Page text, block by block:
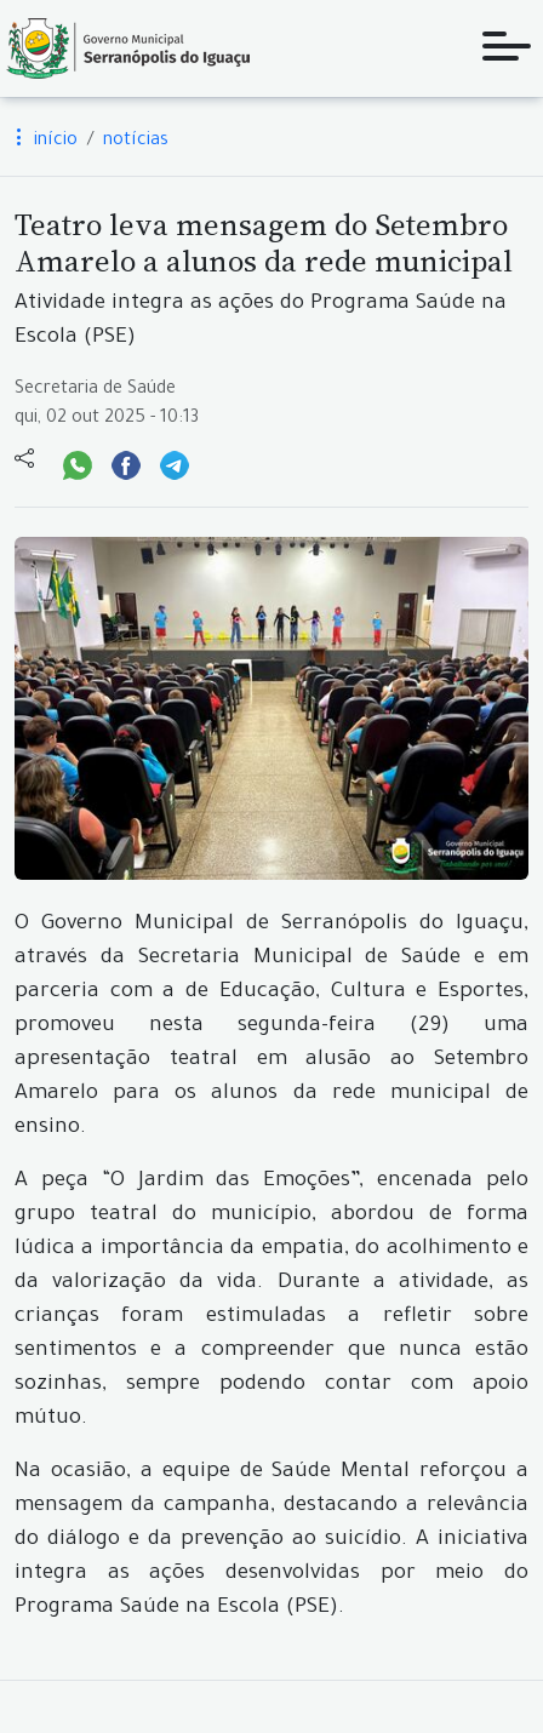
início notícias
Teatro leva mensagem do Setembro
Amarelo a alunos da rede municipal
Atividade integra as ações do Programa Saúde na
Escola (PSE)
Secretaria de Saúde
qui, 02 out 2025 - 10:13
O Governo Municipal de Serranópolis do Iguaçu,
através da Secretaria Municipal de Saúde e em
parceria com a de Educação, Cultura e Esportes,
promoveu nesta segunda-feira (29) uma
apresentação teatral em alusão ao Setembro
Amarelo para os alunos da rede municipal de
ensino.
A peça “O Jardim das Emoções”, encenada pelo
grupo teatral do município, abordou de forma
lúdica a importância da empatia, do acolhimento e
da valorização da vida. Durante a atividade, as
crianças foram estimuladas a refletir sobre
sentimentos e a compreender que nunca estão
sozinhas, sempre podendo contar com apoio
mútuo.
Na ocasião, a equipe de Saúde Mental reforçou a
mensagem da campanha, destacando a relevância
do diálogo e da prevenção ao suicídio. A iniciativa
integra as ações desenvolvidas por meio do
Programa Saúde na Escola (PSE).